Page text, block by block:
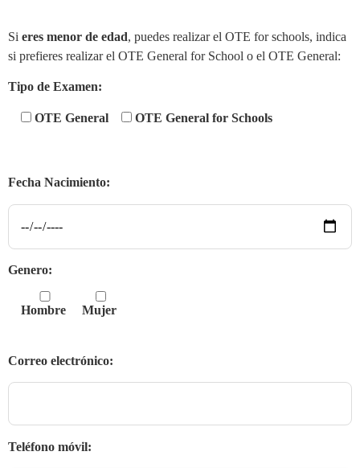
Si eres menor de edad, puedes realizar el OTE for schools, indica
si prefieres realizar el OTE General for School o el OTE General:
Tipo de Examen:
OTE General OTE General for Schools
Fecha Nacimiento:
Genero:
Hombre Mujer
Correo electrónico:
Teléfono móvil: